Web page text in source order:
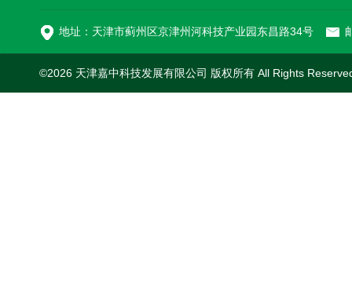
地址：天津市蓟州区京津州河科技产业园东昌路34号
©2026 天津嘉中科技发展有限公司 版权所有 All Rights